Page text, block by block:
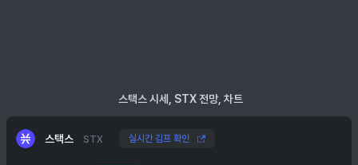
스택스 시세, STX 전망, 차트
스택스 STX 실시간 김프 확인